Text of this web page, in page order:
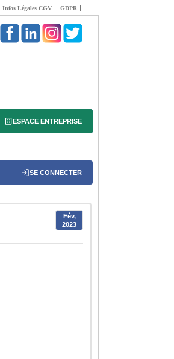
Infos Légales CGV GDPR
ESPACE ENTREPRISE
SE CONNECTER
Fév,
2023